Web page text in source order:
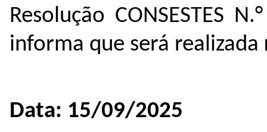
Resolução CONSESTES
informa que será realizada
Data: 15/09/2025